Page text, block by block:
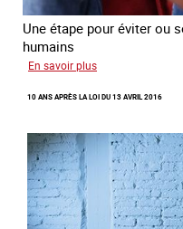
Une étape pour éviter ou
humains
En savoir plus
du
avec
des
jeunes
errance
10 ANS APRÈS LA LOI DU 13 AVRIL 2016